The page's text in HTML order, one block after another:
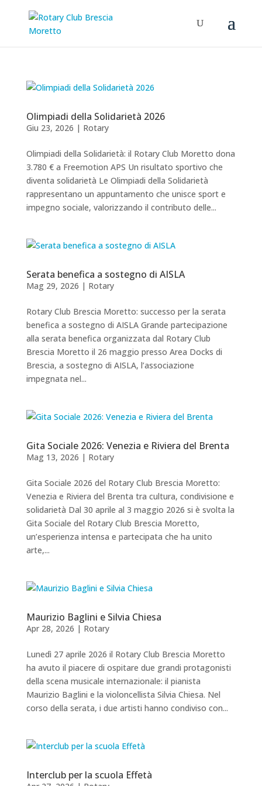
Olimpiadi della Solidarietà 2026
Giu 23, 2026 | Rotary
Olimpiadi della Solidarietà: il Rotary Club Moretto dona
3.780 € a Freemotion APS Un risultato sportivo che
diventa solidarietà Le Olimpiadi della Solidarietà
rappresentano un appuntamento che unisce sport e
impegno sociale, valorizzando il contributo delle...
Serata benefica a sostegno di AISLA
Mag 29, 2026 | Rotary
Rotary Club Brescia Moretto: successo per la serata
benefica a sostegno di AISLA Grande partecipazione
alla serata benefica organizzata dal Rotary Club
Brescia Moretto il 26 maggio presso Area Docks di
Brescia, a sostegno di AISLA, l’associazione
impegnata nel...
Gita Sociale 2026: Venezia e Riviera del Brenta
Mag 13, 2026 | Rotary
Gita Sociale 2026 del Rotary Club Brescia Moretto:
Venezia e Riviera del Brenta tra cultura, condivisione e
solidarietà Dal 30 aprile al 3 maggio 2026 si è svolta la
Gita Sociale del Rotary Club Brescia Moretto,
un’esperienza intensa e partecipata che ha unito
arte,...
Maurizio Baglini e Silvia Chiesa
Apr 28, 2026 | Rotary
Lunedì 27 aprile 2026 il Rotary Club Brescia Moretto
ha avuto il piacere di ospitare due grandi protagonisti
della scena musicale internazionale: il pianista
Maurizio Baglini e la violoncellista Silvia Chiesa. Nel
corso della serata, i due artisti hanno condiviso con...
Interclub per la scuola Effetà